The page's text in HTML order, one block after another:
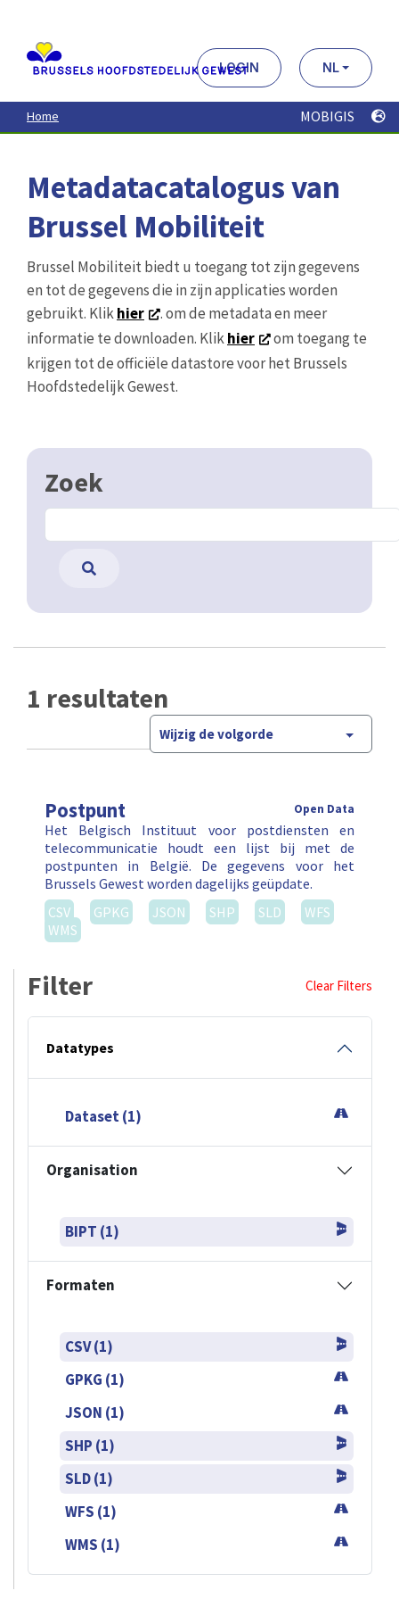
contenu
principal
LOGIN NL
Home MOBIGIS
Metadatacatalogus van
Brussel Mobiliteit
Brussel Mobiliteit biedt u toegang tot zijn gegevens
en tot de gegevens die in zijn applicaties worden
gebruikt. Klikhier
. om de metadata en meer
informatie te downloaden. Klikhier
om toegang te
krijgen tot de officiële datastore voor het Brussels
Hoofdstedelijk Gewest.
Zoek
1 resultaten
Wijzig de volgorde
Postpunt Open Data
Het Belgisch Instituut voor postdiensten en
telecommunicatie houdt een lijst bij met de
postpunten in België. De gegevens voor het
Brussels Gewest worden dagelijks geüpdate.
CSV
GPKG JSON SHP SLD
WFS
WMS
Filter Clear Filters
Datatypes
Dataset (1)
Organisation
BIPT (1)
Formaten
CSV (1)
GPKG (1)
JSON (1)
SHP (1)
SLD (1)
WFS (1)
WMS (1)